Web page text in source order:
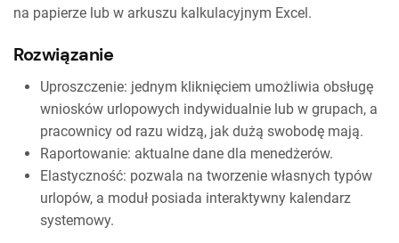
na papierze lub w arkuszu kalkulacyjnym Excel.
Rozwiązanie
Uproszczenie: jednym kliknięciem umożliwia obsługę
wniosków urlopowych indywidualnie lub w grupach, a
pracownicy od razu widzą, jak dużą swobodę mają.
Raportowanie: aktualne dane dla menedżerów.
Elastyczność: pozwala na tworzenie własnych typów
urlopów, a moduł posiada interaktywny kalendarz
systemowy.